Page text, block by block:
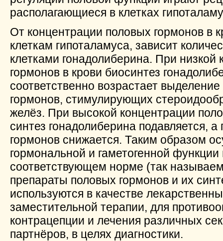
располагающиеся в клетках
От концентрации половых гормонов в
клеткам гипоталамуса, зависит
клетками гонадолиберина. При низкой
гормонов в крови биосинтез
соответственно возрастает
гормонов, стимулирующих
желёз. При высокой концентрации
синтез гонадолиберина подавляется,
гормонов снижается. Таким образом
гормональной и гаметогенной
соответствующем норме (так
препараты половых гормонов и их
используются в качестве
заместительной терапии, для
контрацепции и лечения различных
партнёров, в целях диагностики.